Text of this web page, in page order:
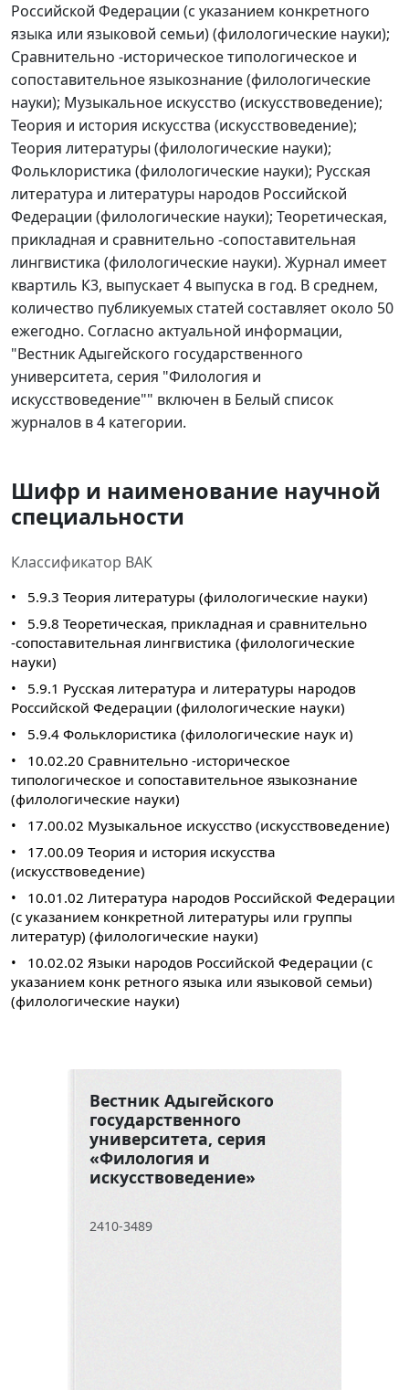
Российской Федерации (с указанием конкретного
языка или языковой семьи) (филологические науки);
Сравнительно -историческое типологическое и
сопоставительное языкознание (филологические
науки); Музыкальное искусство (искусствоведение);
Теория и история искусства (искусствоведение);
Теория литературы (филологические науки);
Фольклористика (филологические науки); Русская
литература и литературы народов Российской
Федерации (филологические науки); Теоретическая,
прикладная и сравнительно -сопоставительная
лингвистика (филологические науки). Журнал имеет
квартиль К3, выпускает 4 выпуска в год. В среднем,
количество публикуемых статей составляет около 50
ежегодно. Согласно актуальной информации,
"Вестник Адыгейского государственного
университета, серия "Филология и
искусствоведение"" включен в Белый список
журналов в 4 категории.
Шифр и наименование научной
специальности
Классификатор ВАК
•
5.9.3 Теория литературы (филологические науки)
•
5.9.8 Теоретическая, прикладная и сравнительно
-сопоставительная лингвистика (филологические
науки)
•
5.9.1 Русская литература и литературы народов
Российской Федерации (филологические науки)
•
5.9.4 Фольклористика (филологические наук и)
•
10.02.20 Сравнительно -историческое
типологическое и сопоставительное языкознание
(филологические науки)
•
17.00.02 Музыкальное искусство (искусствоведение)
•
17.00.09 Теория и история искусства
(искусствоведение)
•
10.01.02 Литература народов Российской Федерации
(с указанием конкретной литературы или группы
литератур) (филологические науки)
•
10.02.02 Языки народов Российской Федерации (с
указанием конк ретного языка или языковой семьи)
(филологические науки)
Вестник Адыгейского
государственного
университета, серия
«Филология и
искусствоведение»
2410-3489